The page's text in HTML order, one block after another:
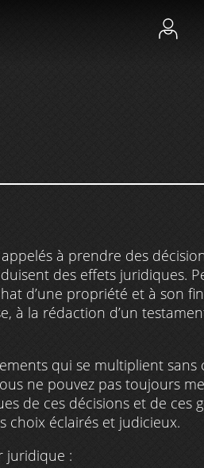
à prendre des
des effets juridiques.
d’une propriété et à son
à la rédaction d’un
qui se multiplient
ne pouvez pas toujours
de ces décisions et de ces
choix éclairés et judicieux.
juridique :